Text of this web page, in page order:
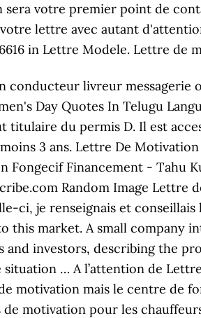
votre premier point de
lettre avec autant
in Lettre Modele. Lettre
conducteur livreur messagerie
Day Quotes In Telugu
titulaire du permis D. Il est
3 ans. Lettre De
Fongecif Financement - Tahu
Random Image
ci, je renseignais et
this market. A small
and investors, describing the
situation … A l’attention de
motivation mais le centre de
motivation pour les